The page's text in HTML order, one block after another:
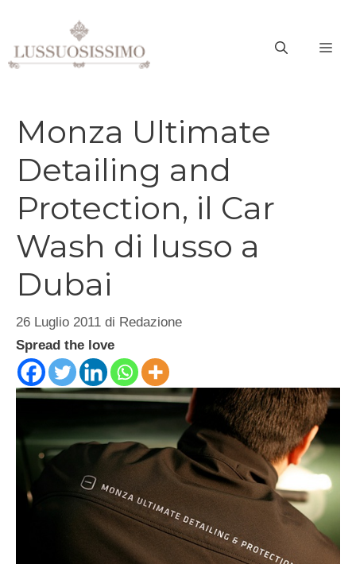
contenuto
Monza Ultimate
Detailing and
Protection, il Car
Wash di lusso a
Dubai
26 Luglio 2011 di Redazione
Spread the love